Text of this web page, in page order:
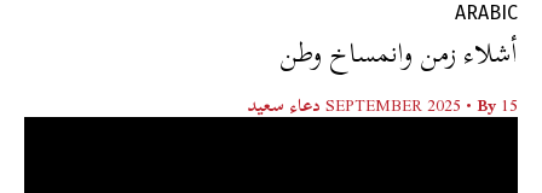
ARABIC
أشلاء زمن وانمساخ وطن
15 SEPTEMBER 2025
• By دعاء سعيد